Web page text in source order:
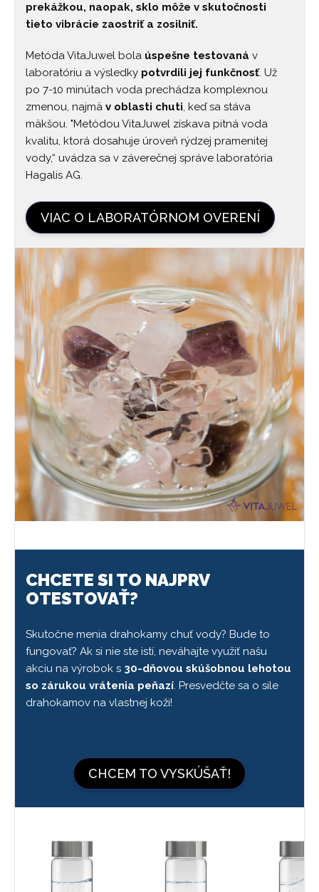
prekážkou, naopak, sklo môže v skutočnosti
tieto vibrácie zaostriť a zosilniť.
Metóda VitaJuwel bola úspešne testovaná v
laboratóriu a výsledky potvrdili jej funkčnosť. Už
po 7-10 minútach voda prechádza komplexnou
zmenou, najmä v oblasti chuti, keď sa stáva
mäkšou. "Metódou VitaJuwel získava pitná voda
kvalitu, ktorá dosahuje úroveň rýdzej pramenitej
vody,“ uvádza sa v záverečnej správe laboratória
Hagalis AG.
VIAC O LABORATÓRNOM OVERENÍ
CHCETE SI TO NAJPRV
OTESTOVAŤ?
Skutočne menia drahokamy chuť vody? Bude to
fungovať? Ak si nie ste istí, neváhajte využiť našu
akciu na výrobok s 30-dňovou skúšobnou lehotou
so zárukou vrátenia peňazí . Presvedčte sa o sile
drahokamov na vlastnej koži!
CHCEM TO VYSKÚŠAŤ!